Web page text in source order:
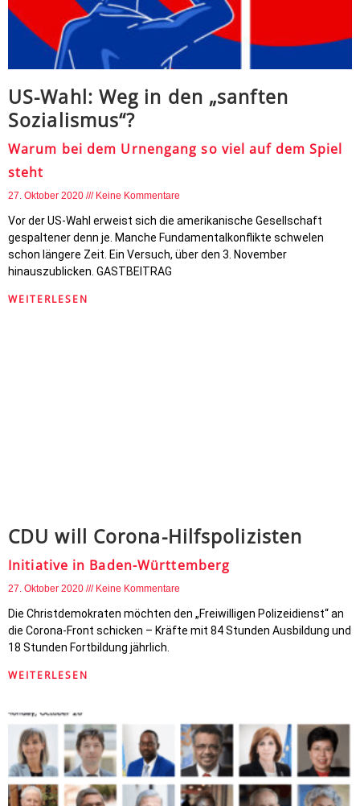
US-Wahl: Weg in den „sanften
Sozialismus“?
Warum bei dem Urnengang so viel auf dem Spiel
steht
27. Oktober 2020 Keine Kommentare
Vor der US-Wahl erweist sich die amerikanische Gesellschaft
gespaltener denn je. Manche Fundamentalkonflikte schwelen
schon längere Zeit. Ein Versuch, über den 3. November
hinauszublicken. GASTBEITRAG
WEITERLESEN
CDU will Corona-Hilfspolizisten
Initiative in Baden-Württemberg
27. Oktober 2020 Keine Kommentare
Die Christdemokraten möchten den „Freiwilligen Polizeidienst“ an
die Corona-Front schicken – Kräfte mit 84 Stunden Ausbildung und
18 Stunden Fortbildung jährlich.
WEITERLESEN